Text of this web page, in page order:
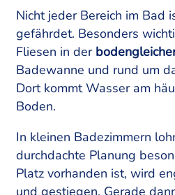
Nicht jeder Bereich im Bad
gefährdet. Besonders
Fliesen in der
Badewanne und rund um
Dort kommt Wasser am
Boden.
In kleinen Badezimmern
durchdachte Planung
Platz vorhanden ist, wird